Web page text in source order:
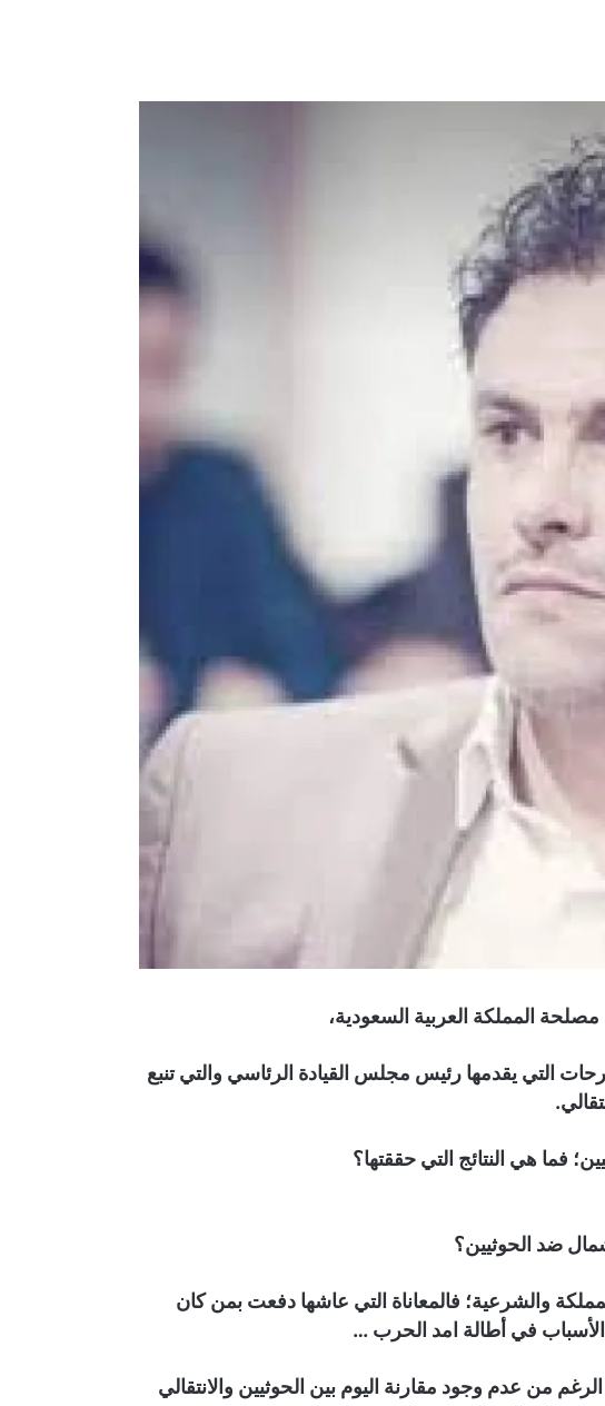
المملكة العربية السعودية،
التي يقدمها رئيس مجلس القيادة الرئاسي والتي تنبع
فما هي النتائج التي حققتها؟
ضد الحوثيين؟
والشرعية؛ فالمعاناة التي عاشها دفعت بمن كان
في أطالة امد الحرب …
من عدم وجود مقارنة اليوم بين الحوثيين والانتقالي